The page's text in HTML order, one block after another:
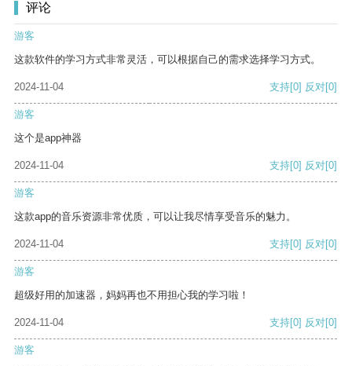
评论
游客
这款软件的学习方式非常灵活，可以根据自己的需求选择学习方式。
2024-11-04 支持[0] 反对[0]
游客
这个是app神器
2024-11-04 支持[0] 反对[0]
游客
这款app的音乐资源非常优质，可以让我尽情享受音乐的魅力。
2024-11-04 支持[0] 反对[0]
游客
超级好用的加速器，妈妈再也不用担心我的学习啦！
2024-11-04 支持[0] 反对[0]
游客